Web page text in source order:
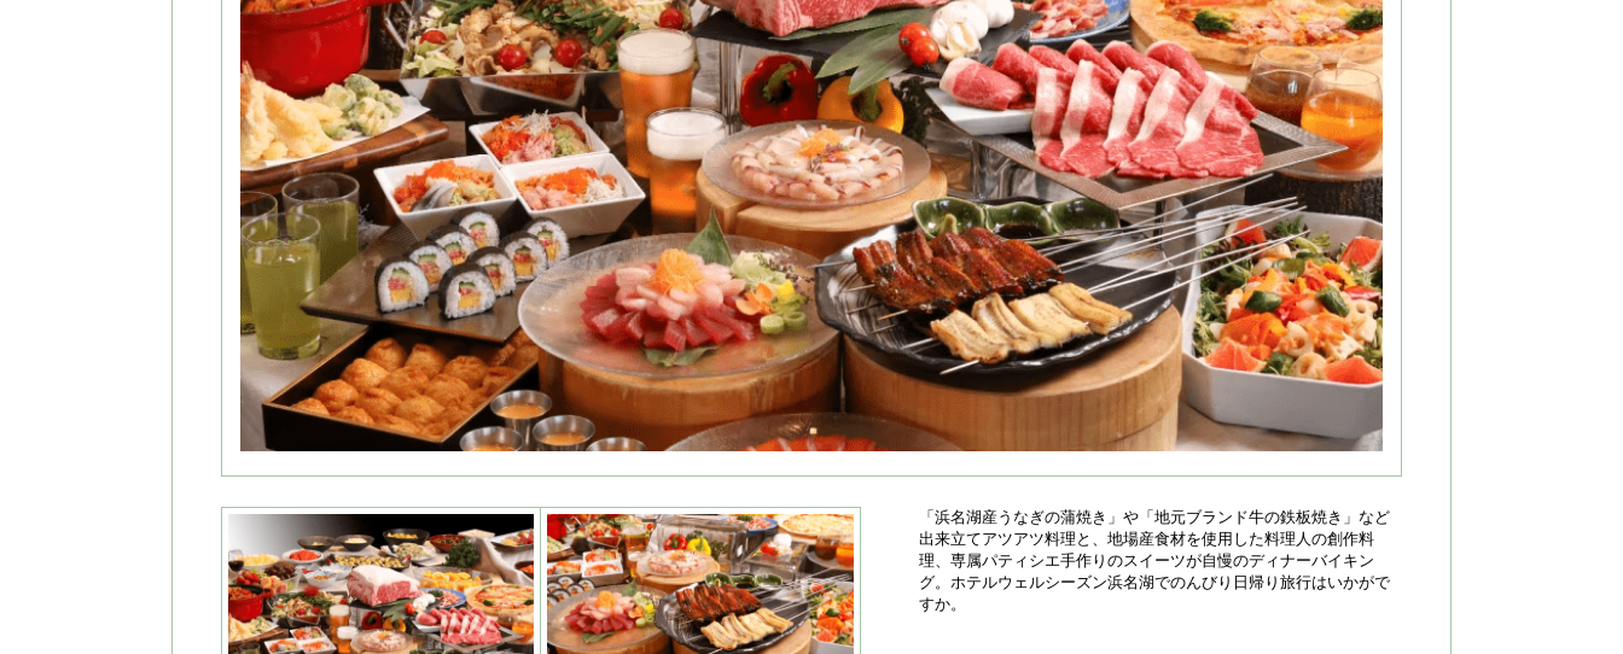
「浜名湖産うなぎの蒲焼き」や「地元ブランド牛の鉄板焼き」など
出来立てアツアツ料理と、地場産食材を使用した料理人の創作料
理、専属パティシエ手作りのスイーツが自慢のディナーバイキン
グ。ホテルウェルシーズン浜名湖でのんびり日帰り旅行はいかがで
すか。